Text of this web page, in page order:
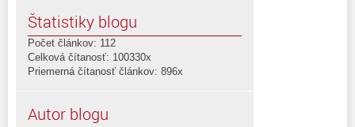
Štatistiky blogu
Počet článkov: 112
Celková čítanosť: 100330x
Priemerná čítanosť článkov: 896x
Autor blogu